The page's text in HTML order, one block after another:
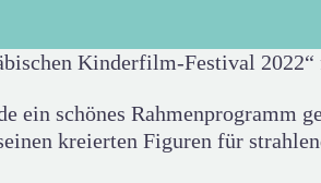
Kinderfilm-Festival 2022“
ein schönes Rahmenprogramm
kreierten Figuren für